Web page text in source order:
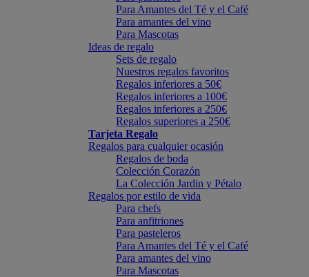
Para Amantes del Té y el Café
Para amantes del vino
Para Mascotas
Ideas de regalo
Sets de regalo
Nuestros regalos favoritos
Regalos inferiores a 50€
Regalos inferiores a 100€
Regalos inferiores a 250€
Regalos superiores a 250€
Tarjeta Regalo
Regalos para cualquier ocasión
Regalos de boda
Colección Corazón
La Colección Jardin y Pétalo
Regalos por estilo de vida
Para chefs
Para anfitriones
Para pasteleros
Para Amantes del Té y el Café
Para amantes del vino
Para Mascotas